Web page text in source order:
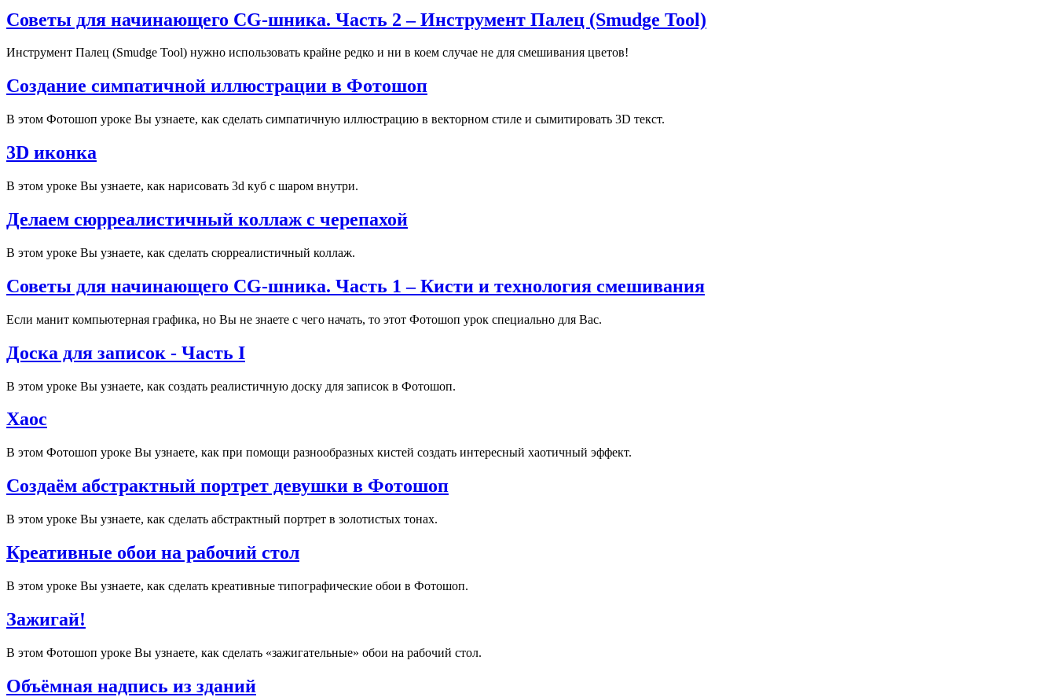
Советы для начинающего CG-шника. Часть 2 – Инструмент Палец (Smudge Tool)
Инструмент Палец (Smudge Tool) нужно использовать крайне редко и ни в коем случае не для смешивания цветов!
Создание симпатичной иллюстрации в Фотошоп
В этом Фотошоп уроке Вы узнаете, как сделать симпатичную иллюстрацию в векторном стиле и сымитировать 3D текст.
3D иконка
В этом уроке Вы узнаете, как нарисовать 3d куб с шаром внутри.
Делаем сюрреалистичный коллаж с черепахой
В этом уроке Вы узнаете, как сделать сюрреалистичный коллаж.
Советы для начинающего CG-шника. Часть 1 – Кисти и технология смешивания
Если манит компьютерная графика, но Вы не знаете с чего начать, то этот Фотошоп урок специально для Вас.
Доска для записок - Часть I
В этом уроке Вы узнаете, как создать реалистичную доску для записок в Фотошоп.
Хаос
В этом Фотошоп уроке Вы узнаете, как при помощи разнообразных кистей создать интересный хаотичный эффект.
Создаём абстрактный портрет девушки в Фотошоп
В этом уроке Вы узнаете, как сделать абстрактный портрет в золотистых тонах.
Креативные обои на рабочий стол
В этом уроке Вы узнаете, как сделать креативные типографические обои в Фотошоп.
Зажигай!
В этом Фотошоп уроке Вы узнаете, как сделать «зажигательные» обои на рабочий стол.
Объёмная надпись из зданий